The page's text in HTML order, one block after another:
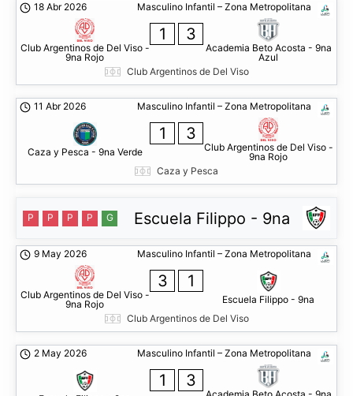
Masculino Infantil – Zona Metropolitana
18 Abr 2026
Club Argentinos de Del Viso -
9na Rojo
1 3
Academia Beto Acosta - 9na
Azul
Club Argentinos de Del Viso
Masculino Infantil – Zona Metropolitana
11 Abr 2026
Caza y Pesca - 9na Verde
1 3
Club Argentinos de Del Viso -
9na Rojo
Caza y Pesca
Escuela Filippo - 9na
P P P P G
Masculino Infantil – Zona Metropolitana
9 May 2026
Club Argentinos de Del Viso -
9na Rojo
3 1
Escuela Filippo - 9na
Club Argentinos de Del Viso
Masculino Infantil – Zona Metropolitana
2 May 2026
1 3